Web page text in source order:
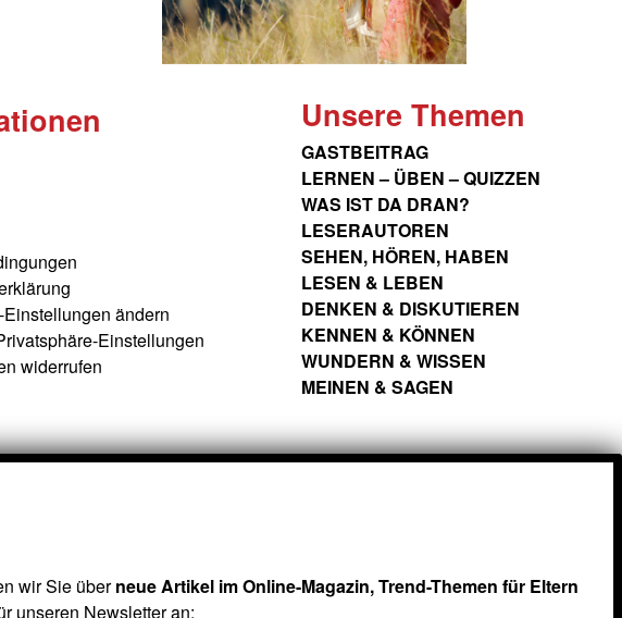
ändern
Einstellungen
widerrufen
Unsere Themen
GASTBEITRAG
LERNEN – ÜBEN – QUIZZEN
WAS IST DA DRAN?
LESERAUTOREN
SEHEN, HÖREN, HABEN
LESEN & LEBEN
DENKEN & DISKUTIEREN
KENNEN & KÖNNEN
WUNDERN & WISSEN
MEINEN & SAGEN
wir Sie überneue Artikel im Online-Magazin, Trend-Themen für Eltern
unseren Newsletter an: